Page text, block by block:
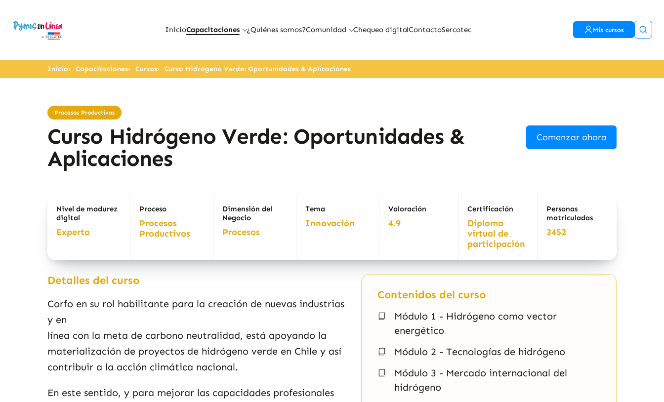
InicioCapacitaciones ¿Quiénes somos?Comunidad Chequeo digitalContactoSercotec Mis cursos
Inicio Capacitaciones Cursos Curso Hidrógeno Verde: Oportunidades & Aplicaciones
Procesos Productivos
Curso Hidrógeno Verde: Oportunidades &
Aplicaciones
Comenzar ahora
Nivel de madurez
digital
Experto
Proceso
Procesos
Productivos
Dimensión del
Negocio
Procesos
Tema
Innovación
Valoración
4.9
Certificación
Diploma
virtual de
participación
Personas
matriculadas
3452
Detalles del curso
Corfo en su rol habilitante para la creación de nuevas industrias
y en
línea con la meta de carbono neutralidad, está apoyando la
materialización de proyectos de hidrógeno verde en Chile y así
contribuir a la acción climática nacional.
En este sentido, y para mejorar las capacidades profesionales
Contenidos del curso
Módulo 1 - Hidrógeno como vector
energético
Módulo 2 - Tecnologías de hidrógeno
Módulo 3 - Mercado internacional del
hidrógeno